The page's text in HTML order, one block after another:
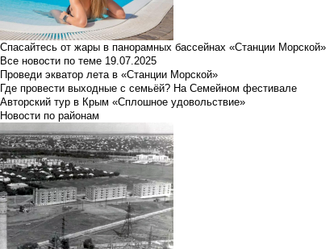
Спасайтесь от жары в панорамных бассейнах «Станции Морской»
Все новости по теме 19.07.2025
Проведи экватор лета в «Станции Морской»
Где провести выходные с семьёй? На Семейном фестивале
Авторский тур в Крым «Сплошное удовольствие»
Новости по районам